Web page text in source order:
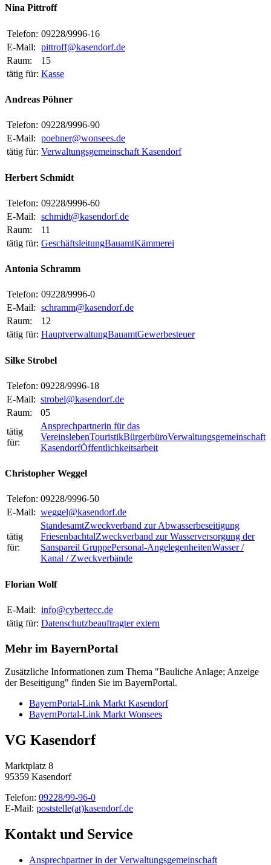
Nina Pittroff
Telefon: 09228/9996-16
E-Mail: pittroff@kasendorf.de
Raum:
15
tätig für: Kasse
Andreas Pöhner
Telefon: 09228/9996-90
E-Mail: poehner@wonsees.de
tätig für: Verwaltungsgemeinschaft Kasendorf
Herbert Schmidt
Telefon: 09228/9996-60
E-Mail: schmidt@kasendorf.de
Raum:
11
tätig für: GeschäftsleitungBauamtKämmerei
Antonia Schramm
Telefon: 09228/9996-0
E-Mail: schramm@kasendorf.de
Raum:
12
tätig für: HauptverwaltungBauamtGewerbesteuer
Silke Strobel
Telefon: 09228/9996-18
E-Mail: strobel@kasendorf.de
Raum:
05
tätig
für:
Ansprechpartnerin für das
VereinslebenTouristikBürgerbüroVerwaltungsgemeinschaft
KasendorfÖffentlichkeitsarbeit
Christopher Weggel
Telefon: 09228/9996-50
E-Mail: weggel@kasendorf.de
tätig
für:
StandesamtZweckverband zur Abwasserbeseitigung
FriesenbachtalZweckverband zur Wasserversorgung der
Sanspareil GruppePersonal-AngelegenheitenWasser /
Kanal / Zweckverbände
Florian Wolf
E-Mail: info@cybertecc.de
tätig für: Datenschutzbeauftragter extern
Mehr im BayernPortal
Zusätzliche Informationen zum Thema "Bauliche Anlage; Anzeige
der Beseitigung" finden Sie im BayernPortal.
BayernPortal-Link Markt Kasendorf
BayernPortal-Link Markt Wonsees
VG Kasendorf
Marktplatz 8
95359 Kasendorf
Telefon: 09228/99-96-0
E-Mail: poststelle(at)kasendorf.de
Kontakt und Service
Ansprechpartner in der Verwaltungsgemeinschaft